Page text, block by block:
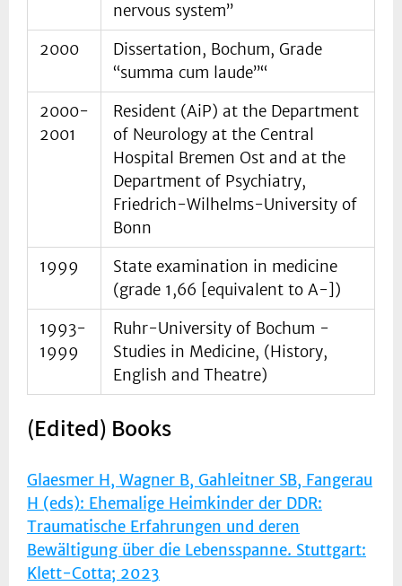
nervous system”
2000
Dissertation, Bochum, Grade
“summa cum laude”“
2000-
2001
Resident (AiP) at the Department
of Neurology at the Central
Hospital Bremen Ost and at the
Department of Psychiatry,
Friedrich-Wilhelms-University of
Bonn
1999
State examination in medicine
(grade 1,66 [equivalent to A-])
1993-
1999
Ruhr-University of Bochum -
Studies in Medicine, (History,
English and Theatre)
(Edited) Books
Glaesmer H, Wagner B, Gahleitner SB, Fangerau
H (eds): Ehemalige Heimkinder der DDR:
Traumatische Erfahrungen und deren
Bewältigung über die Lebensspanne. Stuttgart:
Klett-Cotta; 2023